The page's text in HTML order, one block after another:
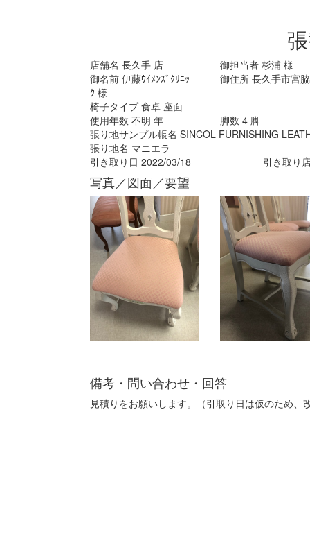
店舗名 長久手 店 御担当者 杉浦 様
御名前 伊藤ｳｲﾒﾝｽﾞｸﾘﾆｯ
ｸ 様
御住所 長久手市宮
椅子タイプ食卓 座面
使用年数 不明 年 脚数 4脚
張り地サンプル帳名 SINCOL FURNISHING
張り地名 マニエラ
引き取り日 2022/03/18 引き取り
写真／図面／要望
備考・問い合わせ・回答
見積りをお願いします。（引取り日は仮のため